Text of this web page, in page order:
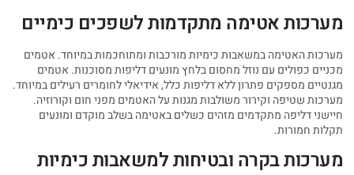
מערכות אטימה מתקדמות לשפכים כימיים
מערכות האטימה במשאבות כימיות מורכבות ומתוחכמות במיוחד. אטמים
מכניים כפולים עם נוזל מחסום בלחץ מונעים דליפות מסוכנות. אטמים
מגנטיים מספקים פתרון ללא דליפות כלל, אידיאלי לחומרים רעילים במיוחד.
מערכות שטיפה וקירור משולבות מגנות על האטמים מפני חום וקורוזיה.
חיישני דליפה מתקדמים מזהים כשלים באטימה בשלב מוקדם ומונעים
תקלות חמורות.
מערכות בקרה ובטיחות למשאבות כימיות